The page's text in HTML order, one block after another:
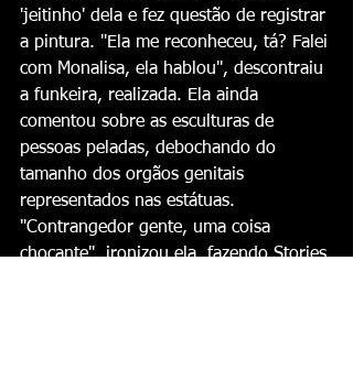
'jeitinho' dela e fez questão de registrar
a pintura. "Ela me reconheceu, tá? Falei
com Monalisa, ela hablou", descontraiu
a funkeira, realizada. Ela ainda
comentou sobre as esculturas de
pessoas peladas, debochando do
tamanho dos orgãos genitais
representados nas estátuas.
"Contrangedor gente, uma coisa
chocante", ironizou ela, fazendo Stories